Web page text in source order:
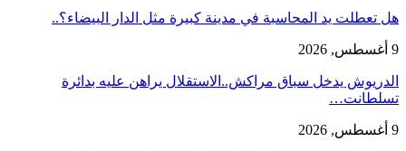
هل تعطلت يد المحاسبة في مدينة كبيرة مثل الدار البيضاء؟..
9 أغسطس, 2026
الدريوش يدخل سباق مراكش..الاستقلال يراهن عليه بدائرة
تسلطانت…
9 أغسطس, 2026